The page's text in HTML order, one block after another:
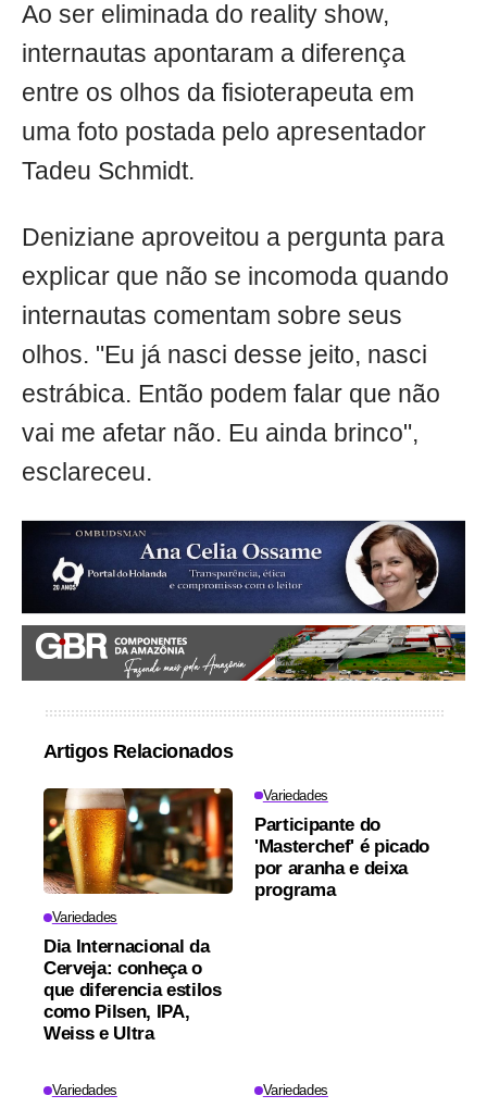
Ao ser eliminada do reality show,
internautas apontaram a diferença
entre os olhos da fisioterapeuta em
uma foto postada pelo apresentador
Tadeu Schmidt.
Deniziane aproveitou a pergunta para
explicar que não se incomoda quando
internautas comentam sobre seus
olhos. "Eu já nasci desse jeito, nasci
estrábica. Então podem falar que não
vai me afetar não. Eu ainda brinco",
esclareceu.
Artigos Relacionados
Variedades
Dia Internacional da
Cerveja: conheça o
que diferencia estilos
como Pilsen, IPA,
Weiss e Ultra
Variedades
Participante do
'Masterchef' é picado
por aranha e deixa
programa
Variedades Variedades